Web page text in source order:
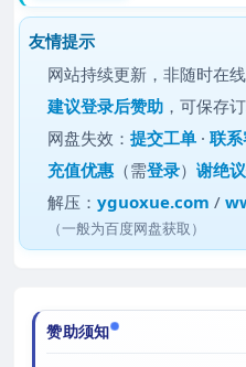
友情提示
网站持续更新，非随时在
建议登录后赞助 ，可保存
网盘失效：提交工单 ·联
充值优惠 （需登录）谢绝
解压：yguoxue.com /
（一般为百度网盘获取）
赞助须知